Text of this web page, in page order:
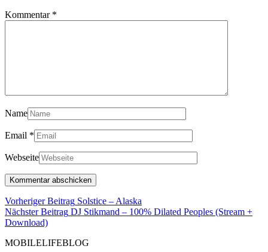
Kommentar *
Name
Email *
Webseite
Beitragsnavigation
Vorheriger Beitrag Solstice – Alaska
Beitrag
Nächster Beitrag DJ Stikmand – 100% Dilated Peoples (Stream +
Download)Nächster
MOBILELIFEBLOG